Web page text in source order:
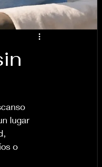
lugar
o